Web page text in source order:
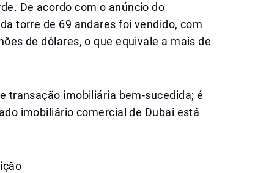
De acordo com o anúncio do
torre de 69 andares foi vendido, com
de dólares, o que equivale a mais de
transação imobiliária bem-sucedida; é
imobiliário comercial de Dubai está